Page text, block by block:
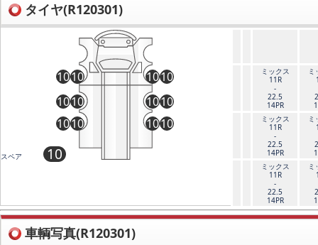
タイヤ(R120301)
10
10 1010
10
10 1010
10
10 1010
スペア 10
ミックス
11R
-
22.5
14PR
ミ
ミックス
11R
-
22.5
14PR
ミ
ミックス
11R
-
22.5
14PR
ミ
車輌写真(R120301)